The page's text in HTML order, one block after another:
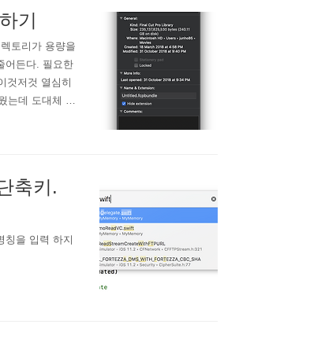
기
토리가 용량을
어든다. 필요한
것저것 열심히
는데 도대체 뭐
을 볼 수 있
축키.
칭을 입력 하지